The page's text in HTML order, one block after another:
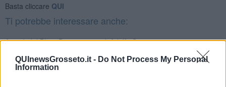
QUInewsGrosseto.it - Do Not Process My Personal
Information
Basta cliccare QUI
Ti potrebbe interessare anche:
Articoli dal Blog “Disincantato” di Adolfo Santoro
​Un esempio di civismo
​Linee guida per organizzare il civismo della complessità